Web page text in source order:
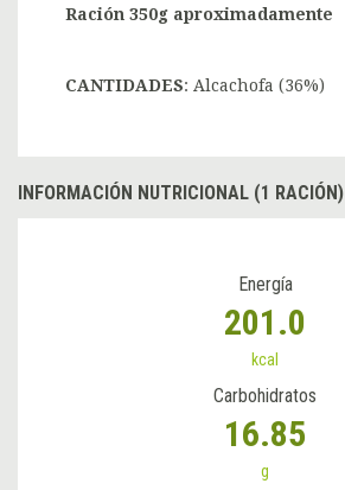
Ración 350g aproximadamente
CANTIDADES: Alcachofa (36%)
INFORMACIÓN NUTRICIONAL (1 RACIÓN)
Energía
201.0
kcal
Carbohidratos
16.85
g